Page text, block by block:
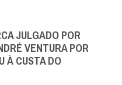
JULGADO POR
VENTURA POR
À CUSTA DO